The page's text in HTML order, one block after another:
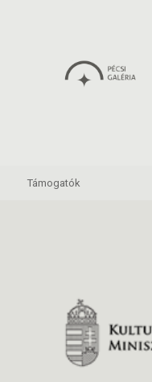
Támogatók